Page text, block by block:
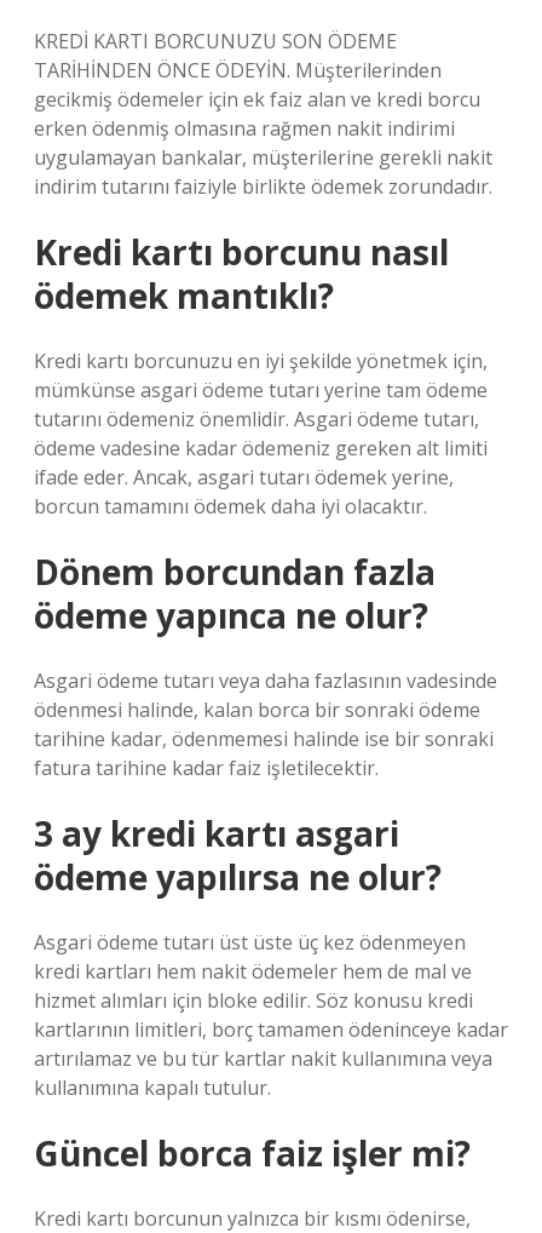
KREDİ KARTI BORCUNUZU SON ÖDEME
TARİHİNDEN ÖNCE ÖDEYİN. Müşterilerinden
gecikmiş ödemeler için ek faiz alan ve kredi borcu
erken ödenmiş olmasına rağmen nakit indirimi
uygulamayan bankalar, müşterilerine gerekli nakit
indirim tutarını faiziyle birlikte ödemek zorundadır.
Kredi kartı borcunu nasıl
ödemek mantıklı?
Kredi kartı borcunuzu en iyi şekilde yönetmek için,
mümkünse asgari ödeme tutarı yerine tam ödeme
tutarını ödemeniz önemlidir. Asgari ödeme tutarı,
ödeme vadesine kadar ödemeniz gereken alt limiti
ifade eder. Ancak, asgari tutarı ödemek yerine,
borcun tamamını ödemek daha iyi olacaktır.
Dönem borcundan fazla
ödeme yapınca ne olur?
Asgari ödeme tutarı veya daha fazlasının vadesinde
ödenmesi halinde, kalan borca ​​bir sonraki ödeme
tarihine kadar, ödenmemesi halinde ise bir sonraki
fatura tarihine kadar faiz işletilecektir.
3 ay kredi kartı asgari
ödeme yapılırsa ne olur?
Asgari ödeme tutarı üst üste üç kez ödenmeyen
kredi kartları hem nakit ödemeler hem de mal ve
hizmet alımları için bloke edilir. Söz konusu kredi
kartlarının limitleri, borç tamamen ödeninceye kadar
artırılamaz ve bu tür kartlar nakit kullanımına veya
kullanımına kapalı tutulur.
Güncel borca faiz işler mi?
Kredi kartı borcunun yalnızca bir kısmı ödenirse,